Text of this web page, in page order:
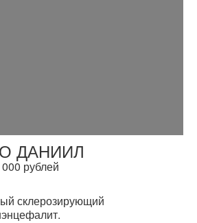
ДАНИИЛ
рублей
склерозирующий